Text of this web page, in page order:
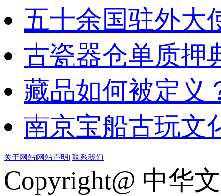
五十余国驻外大
古瓷器仓单质押
藏品如何被定义
南京宝船古玩文
关于网站|网站声明| 联系我们
Copyright@ 中